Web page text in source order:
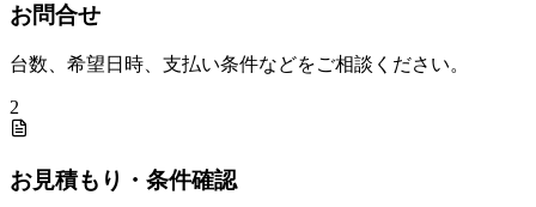
お問合せ
台数、希望日時、支払い条件などをご相談ください。
2
お見積もり・条件確認